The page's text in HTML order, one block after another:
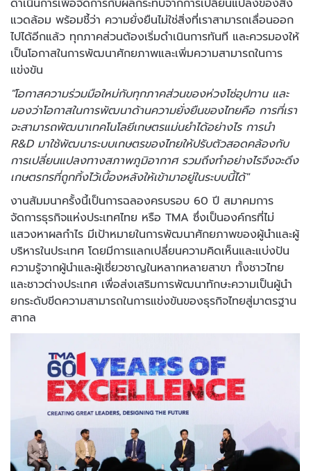
ดำเนินการเพื่อจัดการกับผลกระทบจากการเปลี่ยนแปลงของสิ่ง
แวดล้อม พร้อมชี้ว่า ความยั่งยืนไม่ใช่สิ่งที่เราสามารถเลื่อนออก
ไปได้อีกแล้ว ทุกภาคส่วนต้องเริ่มดำเนินการทันที และควรมองให้
เป็นโอกาสในการพัฒนาศักยภาพและเพิ่มความสามารถในการ
แข่งขัน
"โอกาสความร่วมมือใหม่กับทุกภาคส่วนของห่วงโซ่อุปทาน และ
มองว่าโอกาสในการพัฒนาด้านความยั่งยืนของไทยคือ การที่เรา
จะสามารถพัฒนาเทคโนโลยีเกษตรแม่นยำได้อย่างไร การนำ
R&D มาใช้พัฒนาระบบเกษตรของไทยให้ปรับตัวสอดคล้องกับ
การเปลี่ยนแปลงทางสภาพภูมิอากาศ รวมถึงทำอย่างไรจึงจะดึง
เกษตรกรที่ถูกทิ้งไว้เบื้องหลังให้เข้ามาอยู่ในระบบนี้ได้"
งานสัมมนาครั้งนี้เป็นการฉลองครบรอบ 60 ปี สมาคมการ
จัดการธุรกิจแห่งประเทศไทย หรือ TMA ซึ่งเป็นองค์กรที่ไม่
แสวงหาผลกำไร มีเป้าหมายในการพัฒนาศักยภาพของผู้นำและผู้
บริหารในประเทศ โดยมีการแลกเปลี่ยนความคิดเห็นและแบ่งปัน
ความรู้จากผู้นำและผู้เชี่ยวชาญในหลากหลายสาขา ทั้งชาวไทย
และชาวต่างประเทศ เพื่อส่งเสริมการพัฒนาทักษะความเป็นผู้นำ
ยกระดับขีดความสามารถในการแข่งขันของธุรกิจไทยสู่มาตรฐาน
สากล